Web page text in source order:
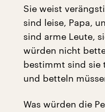
Sie weist
sind leise, Papa,
sind arme Leute,
würden nicht
bestimmt sind sie
und betteln
Was würden die